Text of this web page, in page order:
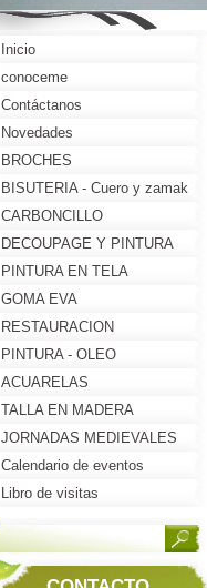
Inicio
conoceme
Contáctanos
Novedades
BROCHES
BISUTERIA - Cuero y zamak
CARBONCILLO
DECOUPAGE Y PINTURA
DECORATIVA
PINTURA EN TELA
GOMA EVA
RESTAURACION
PINTURA - OLEO
ACUARELAS
TALLA EN MADERA
JORNADAS MEDIEVALES
2013-BRIONES(LA RIOJA)
Calendario de eventos
Libro de visitas